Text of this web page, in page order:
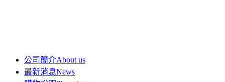
公司簡介About us
最新消息News